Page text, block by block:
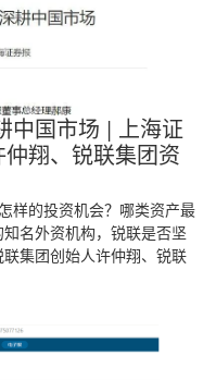
中国市场 | 上海证
翔、锐联集团资
样的投资机会？哪类资产最
名外资机构，锐联是否坚
集团创始人许仲翔、锐联